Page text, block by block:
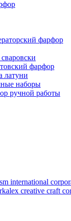
фарфор
фарфор
латуни
наборы
ручной работы
international
creative craft